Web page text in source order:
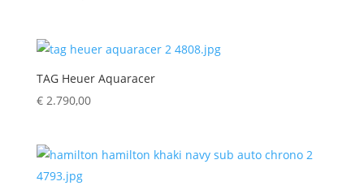
TAG Heuer Aquaracer
€2.790,00